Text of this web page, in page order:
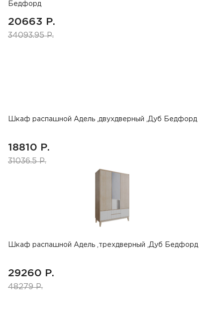
Бедфорд
20663 Р.
34093.95 Р.
Шкаф распашной Адель ,двухдверный ,Дуб Бедфорд
18810 Р.
31036.5 Р.
Шкаф распашной Адель ,трехдверный ,Дуб Бедфорд
29260 Р.
48279 Р.